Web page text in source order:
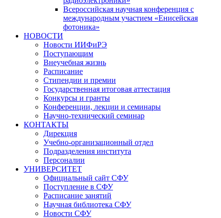
Всероссийская научная конференция с
международным участием «Енисейская
фотоника»
НОВОСТИ
Новости ИИФиРЭ
Поступающим
Внеучебная жизнь
Расписание
Стипендии и премии
Государственная итоговая аттестация
Конкурсы и гранты
Конференции, лекции и семинары
Научно-технический семинар
КОНТАКТЫ
Дирекция
Учебно-организационный отдел
Подразделения института
Персоналии
УНИВЕРСИТЕТ
Официальный сайт СФУ
Поступление в СФУ
Расписание занятий
Научная библиотека СФУ
Новости СФУ